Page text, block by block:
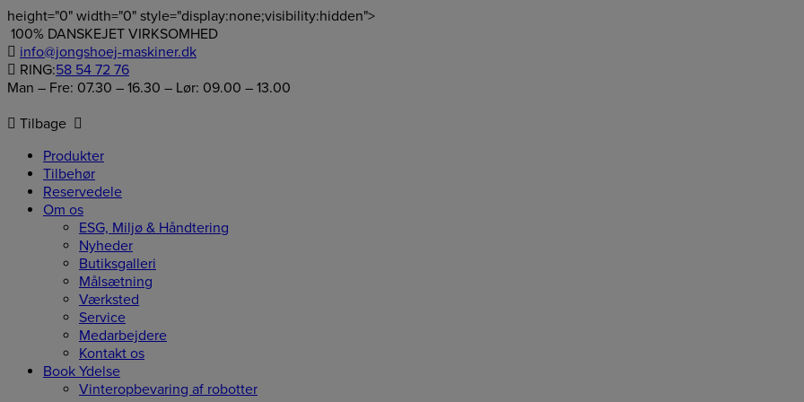
height="0" width="0" style="display:none;visibility:hidden">
Hop
til
indholdet
100% DANSKEJET VIRKSOMHED
info@jongshoej-maskiner.dk
RING:58 54 72 76
Man – Fre: 07.30 – 16.30 – Lør: 09.00 – 13.00
Tilbage
Produkter
Tilbehør
Reservedele
Om os
ESG, Miljø & Håndtering
Nyheder
Butiksgalleri
Målsætning
Værksted
Service
Medarbejdere
Kontakt os
Book Ydelse
Vinteropbevaring af robotter